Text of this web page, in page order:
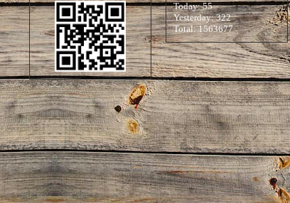
Today:55
Yesterday:322
Total:1563677